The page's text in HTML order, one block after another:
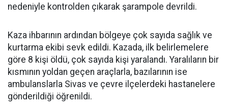
nedeniyle kontrolden çıkarak şarampole devrildi.
Kaza ihbarının ardından bölgeye çok sayıda sağlık ve
kurtarma ekibi sevk edildi. Kazada, ilk belirlemelere
göre 8 kişi öldü, çok sayıda kişi yaralandı. Yaralıların bir
kısmının yoldan geçen araçlarla, bazılarının ise
ambulanslarla Sivas ve çevre ilçelerdeki hastanelere
gönderildiği öğrenildi.